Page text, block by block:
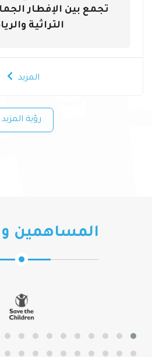
تجمع بين الإفطار
التراثية
المزيد
رؤية المزيد
المساهمين